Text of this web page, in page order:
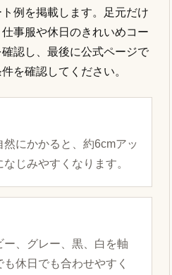
例を掲載します。足元だけ
事服や休日のきれいめコー
認し、最後に公式ページで
を確認してください。
にかかると、約6cmアッ
じみやすくなります。
、グレー、黒、白を軸
休日でも合わせやすく